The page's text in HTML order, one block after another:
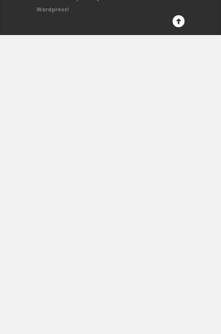
Wordpress!